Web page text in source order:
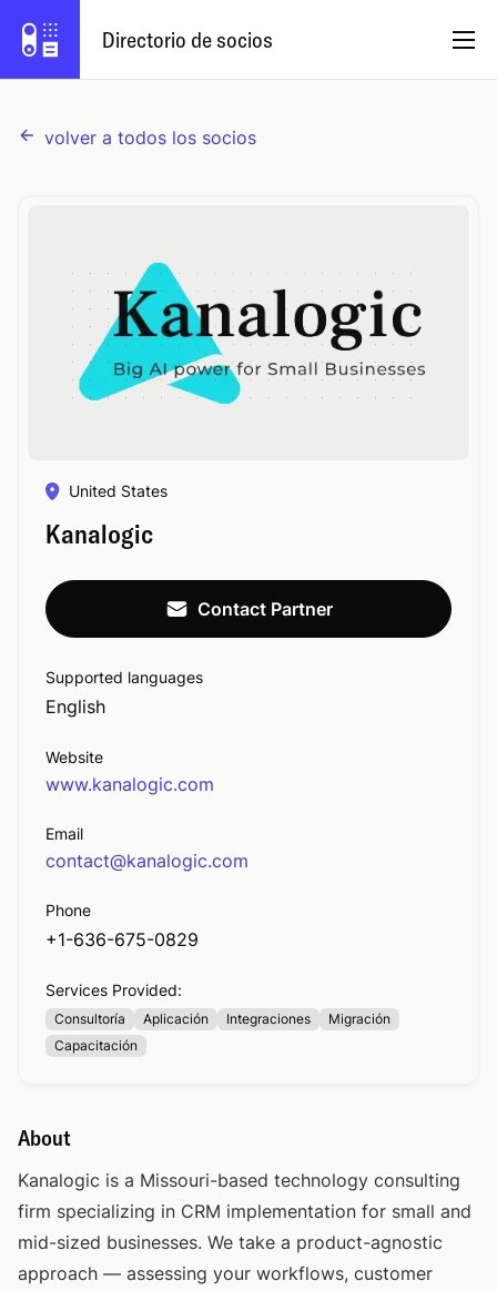
Directorio de socios
Prueba Capsule
volver a todos los socios
United States
Kanalogic
Contact Partner
Supported languages
English
Website
www.kanalogic.com
Email
contact@kanalogic.com
Phone
+1-636-675-0829
Services Provided:
Consultoría Aplicación Integraciones
Migración
Capacitación
About
Kanalogic is a Missouri-based technology consulting
firm specializing in CRM implementation for small and
mid-sized businesses. We take a product-agnostic
approach — assessing your workflows, customer